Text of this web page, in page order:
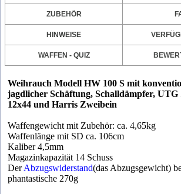
ZUBEHÖR
HINWEISE
WAFFEN - QUIZ
Weihrauch Modell HW 100 S mit
jagdlicher Schäftung, Schalldämpfer,
12x44 und Harris Zweibein
Waffengewicht mit Zubehör: ca. 4,65kg
Waffenlänge mit SD ca. 106cm
Kaliber 4,5mm
Magazinkapazität 14 Schuss
DerAbzugswiderstand(das Abzugsgewicht)
phantastische 270g